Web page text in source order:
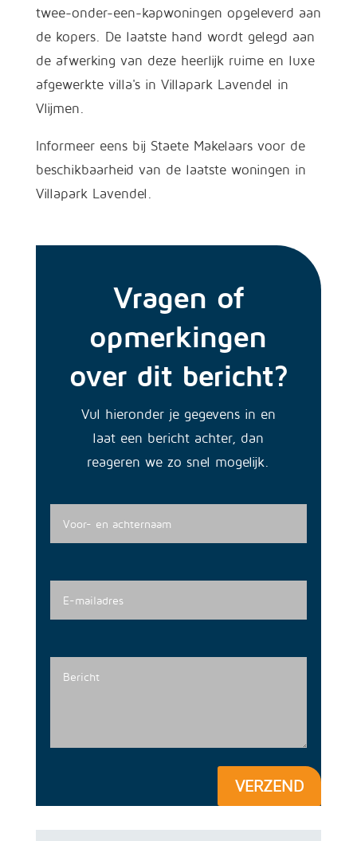
twee-onder-een-kapwoningen opgeleverd aan
de kopers. De laatste hand wordt gelegd aan
de afwerking van deze heerlijk ruime en luxe
afgewerkte villa's in Villapark Lavendel in
Vlijmen.
Informeer eens bij Staete Makelaars voor de
beschikbaarheid van de laatste woningen in
Villapark Lavendel.
Vragen of
opmerkingen
over dit bericht?
Vul hieronder je gegevens in en
laat een bericht achter, dan
reageren we zo snel mogelijk.
VERZEND